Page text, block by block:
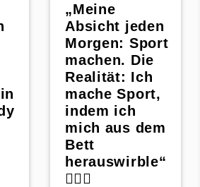
„Meine
Absicht jeden
Morgen: Sport
machen. Die
Realität: Ich
mache Sport,
indem ich
mich aus dem
Bett
herauswirble“
🏋️‍♀️🌀